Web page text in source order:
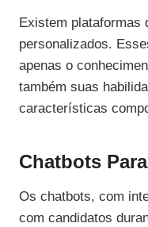
Existem plataformas
personalizados.
apenas o
também suas
características
Chatbots
Os chatbots, com
com candidatos